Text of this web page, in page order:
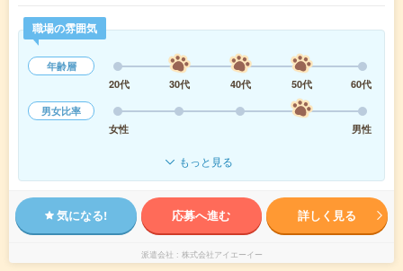
職場の雰囲気
年齢層
20代
30代 40代 50代
60代
男女比率
女性
男性
もっと見る
気になる! 応募へ進む 詳しく見る
派遣会社 株式会社アイエーイー